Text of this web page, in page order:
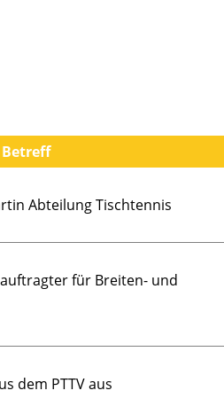
Ost
Kreisspielleiter Ost
WS
West
Kreisspielleiter West
Bezirksjugendwart
Betreff
Abteilung Tischtennis
für Breiten- und
dem PTTV aus